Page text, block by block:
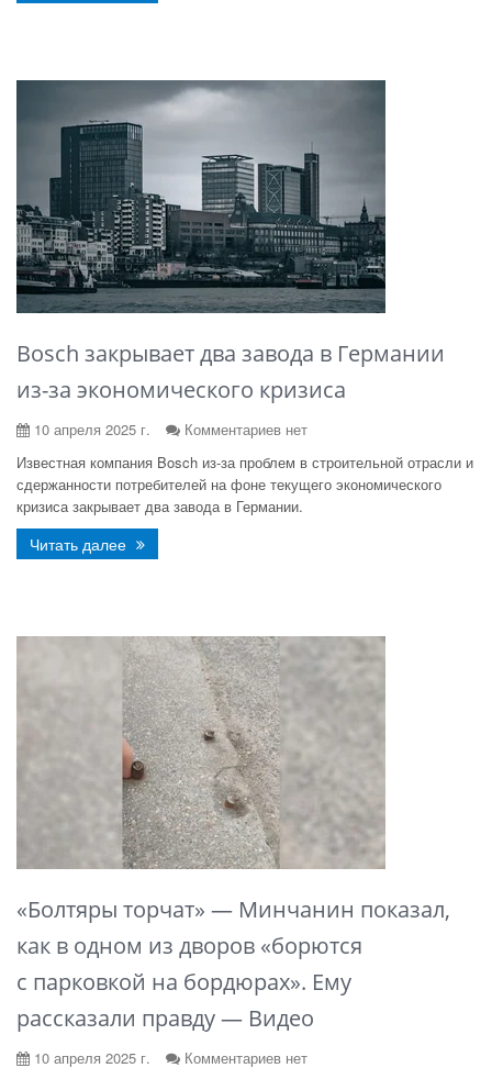
Bosch закрывает два завода в Германии
из-за экономического кризиса
10 апреля 2025 г.
Комментариев нет
Известная компания Bosch из-за проблем в строительной отрасли и
сдержанности потребителей на фоне текущего экономического
кризиса закрывает два завода в Германии.
Читать далее
«Болтяры торчат» — Минчанин показал,
как в одном из дворов «борются
с парковкой на бордюрах». Ему
рассказали правду — Видео
10 апреля 2025 г.
Комментариев нет